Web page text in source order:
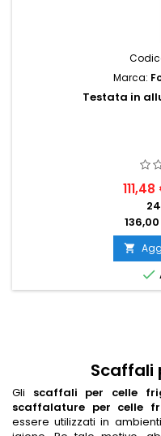
Marca:
Testata in


Scaffali
Gli scaffali per celle
scaffalature per celle
essere utilizzati in